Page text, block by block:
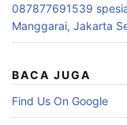
087877691539
Manggarai, Jakarta
BACA JUGA
Find Us On Google